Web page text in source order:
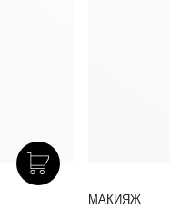
МАКИЯЖ